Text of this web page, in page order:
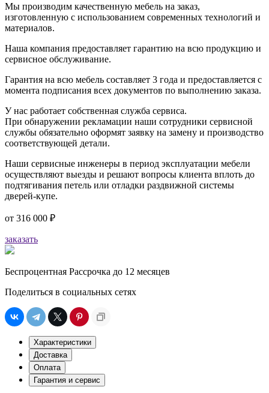
Мы производим качественную мебель на заказ,
изготовленную с использованием современных технологий и
материалов.
Наша компания предоставляет гарантию на всю продукцию и
сервисное обслуживание.
Гарантия на всю мебель составляет 3 года и предоставляется с
момента подписания всех документов по выполнению заказа.
У нас работает собственная служба сервиса.
При обнаружении рекламации наши сотрудники сервисной
службы обязательно оформят заявку на замену и производство
соответствующей детали.
Наши сервисные инженеры в период эксплуатации мебели
осуществляют выезды и решают вопросы клиента вплоть до
подтягивания петель или отладки раздвижной системы
дверей-купе.
от 316 000 ₽
заказать
Беспроцентная Рассрочка до 12 месяцев
Поделиться в социальных сетях
Характеристики
Доставка
Оплата
Гарантия и сервис